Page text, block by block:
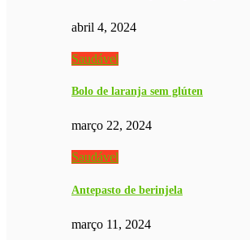
abril 4, 2024
Saudável
Bolo de laranja sem glúten
março 22, 2024
Saudável
Antepasto de berinjela
março 11, 2024